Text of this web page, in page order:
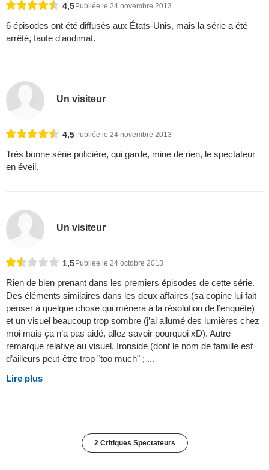
4,5Publiée le 24 novembre 2013
6 épisodes ont été diffusés aux États-Unis, mais la série a été
arrêté, faute d'audimat.
Un visiteur
4,5Publiée le 24 novembre 2013
Très bonne série policière, qui garde, mine de rien, le spectateur
en éveil.
Un visiteur
1,5 Publiée le 24 octobre 2013
Rien de bien prenant dans les premiers épisodes de cette série.
Des éléments similaires dans les deux affaires (sa copine lui fait
penser à quelque chose qui mènera à la résolution de l’enquête)
et un visuel beaucoup trop sombre (j’ai allumé des lumières chez
moi mais ça n’a pas aidé, allez savoir pourquoi xD). Autre
remarque relative au visuel, Ironside (dont le nom de famille est
d’ailleurs peut-être trop "too much" ; ...
Lire plus
2 Critiques Spectateurs